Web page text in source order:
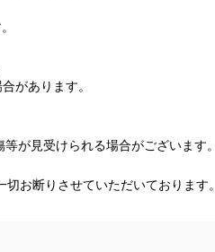
があります。
が見受けられる場合がございます。
お断りさせていただいております。